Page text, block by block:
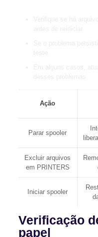
Ação
Parar spooler
Excluir arquivos
em PRINTERS
Iniciar spooler
Verificação
papel